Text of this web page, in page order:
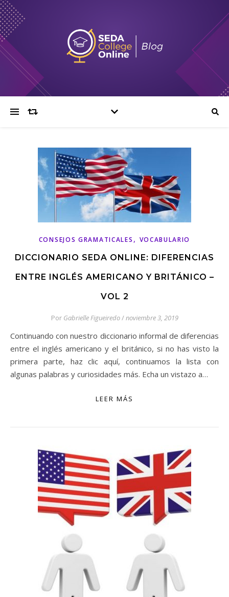
CONSEJOS GRAMATICALES , VOCABULARIO
DICCIONARIO SEDA ONLINE: DIFERENCIAS
ENTRE INGLÉS AMERICANO Y BRITÁNICO –
VOL 2
Por Gabrielle Figueiredo/noviembre 3, 2019
Continuando con nuestro diccionario informal de diferencias
entre el inglés americano y el británico, si no has visto la
primera parte, haz clic aquí, continuamos la lista con
algunas palabras y curiosidades más. Echa un vistazo a…
LEER MÁS